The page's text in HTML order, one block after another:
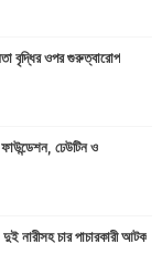
বৃদ্ধির ওপর গুরুত্বারোপ
ঢেউটিন ও
নারীসহ চার পাচারকারী আটক